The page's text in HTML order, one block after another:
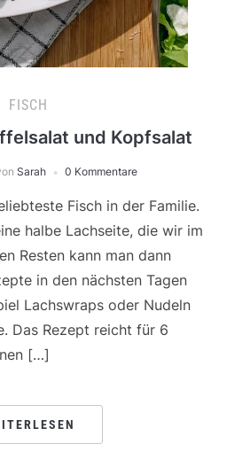
FISCH
und Kopfsalat
Sarah 0 Kommentare
Fisch in der Familie.
halbe Lachseite, die wir im
Resten kann man dann
in den nächsten Tagen
Lachswraps oder Nudeln
Das Rezept reicht für 6
[…]